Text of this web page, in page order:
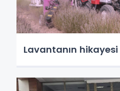
Lavantanın hikayesi